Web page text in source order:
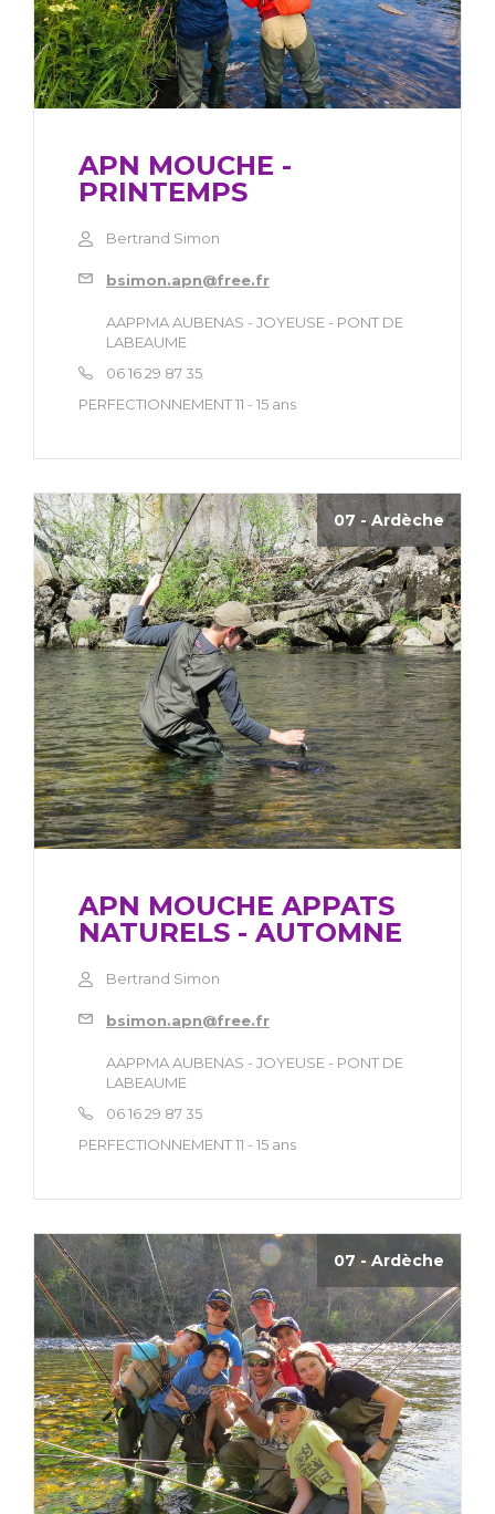
APN MOUCHE -
PRINTEMPS
Bertrand Simon
bsimon.apn@free.fr
AAPPMA AUBENAS - JOYEUSE - PONT DE
LABEAUME
06 16 29 87 35
PERFECTIONNEMENT 11 - 15 ans
07 - Ardèche
APN MOUCHE APPATS
NATURELS - AUTOMNE
Bertrand Simon
bsimon.apn@free.fr
AAPPMA AUBENAS - JOYEUSE - PONT DE
LABEAUME
06 16 29 87 35
PERFECTIONNEMENT 11 - 15 ans
07 - Ardèche